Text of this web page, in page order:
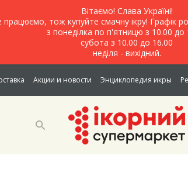
Вітаємо! Слава Україні!
тож купуйте смачну ікру! Графік
з понеділка по п'ятницю з 10.00 до
субота з 10.00 до 16.00
неділя - вихідний.
Акции и новости Энциклопедия икры